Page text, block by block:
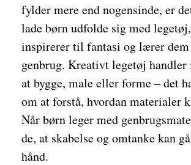
fylder mere end nogensinde, er
lade børn udfolde sig med
inspirerer til fantasi og lærer
genbrug. Kreativt legetøj
at bygge, male eller forme – det
om at forstå, hvordan materialer
Når børn leger med
de, at skabelse og omtanke kan
hånd.